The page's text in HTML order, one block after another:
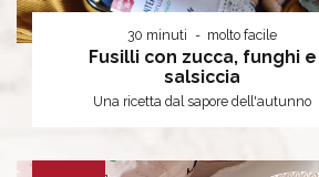
30 minuti molto facile
Fusilli con zucca, funghi e
salsiccia
Una ricetta dal sapore dell'autunno